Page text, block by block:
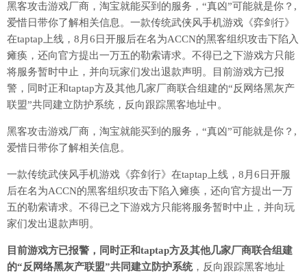
黑客攻击游戏厂商，淘宝就能买到的服务，“真凶”可能就是你？,
爱惜日带你了解相关信息。一款传统武侠风手机游戏《弈剑行》
在taptap上线，8月6日开服后在名为ACCN的黑客组织攻击下陷入
瘫痪，还向官方提出一万五的勒索请求。不得已之下游戏方只能
将服务暂时中止，并向玩家们发出退款声明。目前游戏方已报
警，同时正和taptap方及其他几家厂商联合组建的“反网络黑灰产
联盟”共同建立防护系统，反向跟踪黑客地址中。
黑客攻击游戏厂商，淘宝就能买到的服务，“真凶”可能就是你 ？,
爱惜日带你了解相关信息。
一款传统武侠风手机游戏《弈剑行》在taptap上线，8月6日开服
后在名为ACCN的黑客组织攻击下陷入瘫痪，还向官方提出一万
五的勒索请求。不得已之下游戏方只能将服务暂时中止，并向玩
家们发出退款声明。
目前游戏方已报警，同时正和taptap方及其他几家厂商联合组建
的“反网络黑灰产联盟”共同建立防护系统，反向跟踪黑客地址